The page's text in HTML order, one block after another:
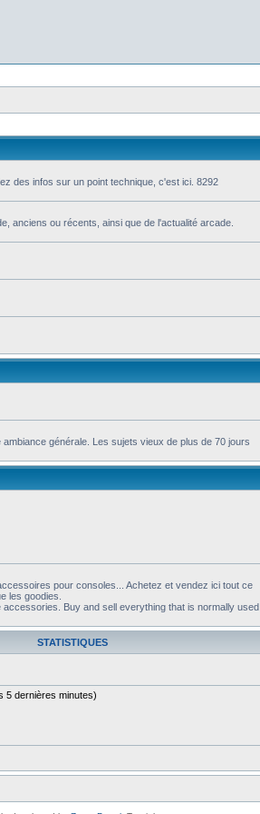
des infos sur un point technique, c'est ici. 8292
anciens ou récents, ainsi que de l'actualité arcade.
générale. Les sujets vieux de plus de 70 jours
pour consoles... Achetez et vendez ici tout ce
les goodies.
Buy and sell everything that is normally used
STATISTIQUES
5 dernières minutes)